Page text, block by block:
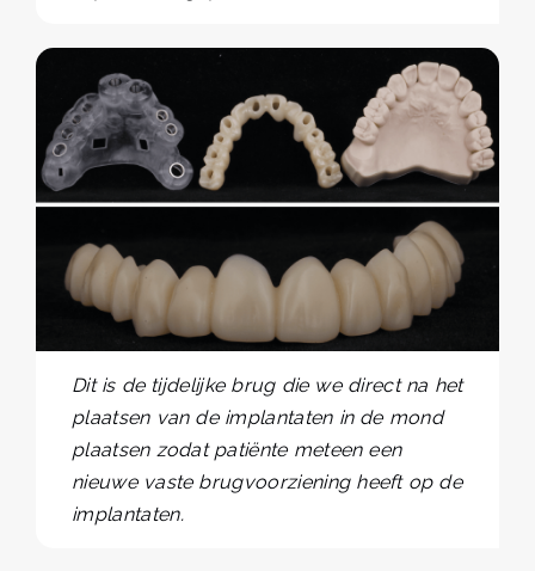
Dit is de tijdelijke brug die we direct na het
plaatsen van de implantaten in de mond
plaatsen zodat patiënte meteen een
nieuwe vaste brugvoorziening heeft op de
implantaten.